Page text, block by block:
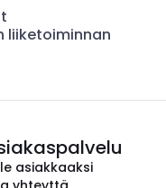
liiketoiminnan
asiakkaaksi